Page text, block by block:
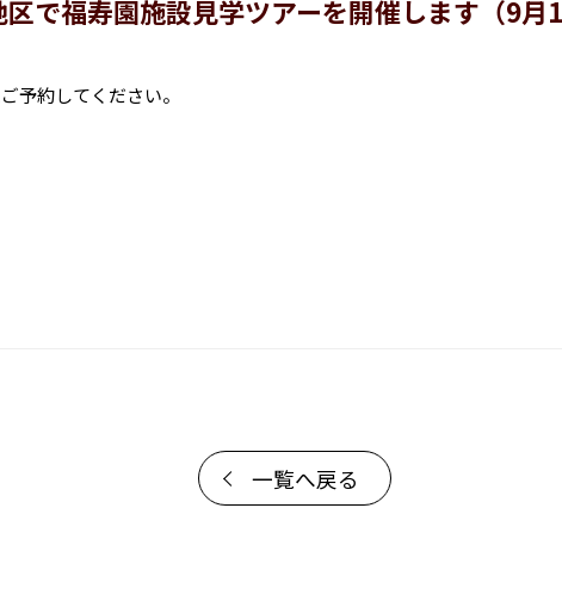
で福寿園施設見学ツアーを開催します（9月
予約してください。
一覧へ戻る